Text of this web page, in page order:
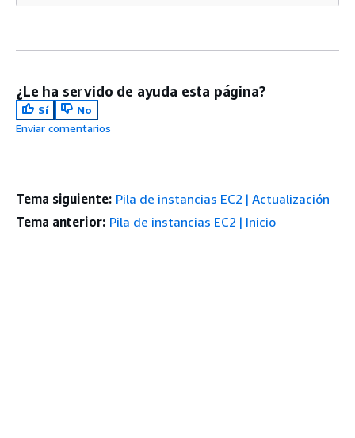
¿Le ha servido de ayuda esta página?
Sí
No
Enviar comentarios
Tema siguiente: Pila de instancias EC2 | Actualización
Tema anterior: Pila de instancias EC2 | Inicio